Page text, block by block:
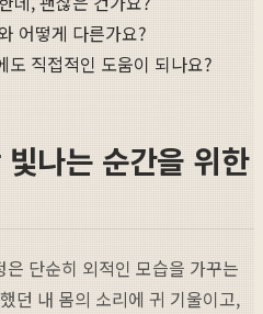
어떻게 다른가요?
직접적인 도움이 되나요?
나는 순간을 위한
은 단순히 외적인 모습을 가꾸는
던 내 몸의 소리에 귀 기울이고,